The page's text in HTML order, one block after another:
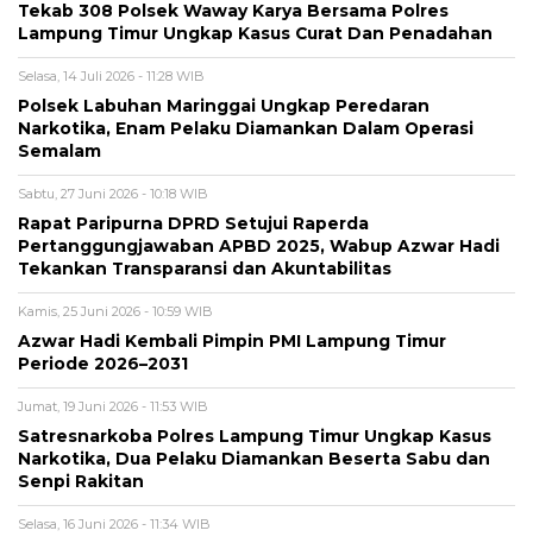
Tekab 308 Polsek Waway Karya Bersama Polres
Lampung Timur Ungkap Kasus Curat Dan Penadahan
Selasa, 14 Juli 2026 - 11:28 WIB
Polsek Labuhan Maringgai Ungkap Peredaran
Narkotika, Enam Pelaku Diamankan Dalam Operasi
Semalam
Sabtu, 27 Juni 2026 - 10:18 WIB
Rapat Paripurna DPRD Setujui Raperda
Pertanggungjawaban APBD 2025, Wabup Azwar Hadi
Tekankan Transparansi dan Akuntabilitas
Kamis, 25 Juni 2026 - 10:59 WIB
Azwar Hadi Kembali Pimpin PMI Lampung Timur
Periode 2026–2031
Jumat, 19 Juni 2026 - 11:53 WIB
Satresnarkoba Polres Lampung Timur Ungkap Kasus
Narkotika, Dua Pelaku Diamankan Beserta Sabu dan
Senpi Rakitan
Selasa, 16 Juni 2026 - 11:34 WIB